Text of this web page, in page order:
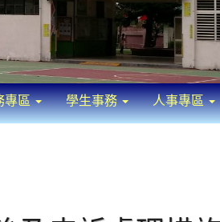
佈景設定
專區 學生事務 人事專區